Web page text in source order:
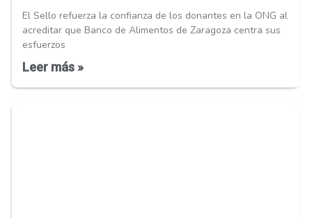
El Sello refuerza la confianza de los donantes en la ONG al
acreditar que Banco de Alimentos de Zaragoza centra sus
esfuerzos
Leer más »